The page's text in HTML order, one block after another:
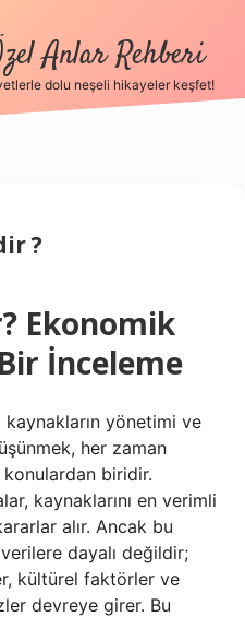
Anlar Rehberi
dolu neşeli hikayeler keşfet!
?
Ekonomik
İnceleme
kaynakların yönetimi ve
her zaman
biridir.
kaynaklarını en verimli
alır. Ancak bu
dayalı değildir;
kültürel faktörler ve
devreye girer. Bu